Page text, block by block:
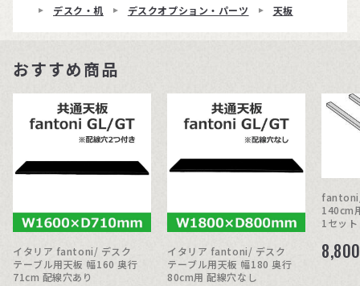
デスク・机
デスクオプション・パーツ 天板
おすすめ商品
イタリア fantoni/ デスク
テーブル用天板 幅160 奥行
71cm 配線穴あり
イタリア fantoni/ デスク
テーブル用天板 幅180 奥行
80cm用 配線穴なし
140cm
1セット
8,800